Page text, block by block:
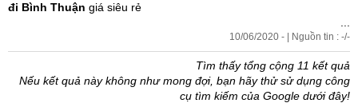
đi Bình Thuận giá siêu rẻ
10/06/2020 - | Nguồn tin : -/-
Tìm thấy tổng cộng 11 kết quả
Nếu kết quả này không như mong đợi, bạn hãy thử sử dụng công
cụ tìm kiếm của Google dưới đây!